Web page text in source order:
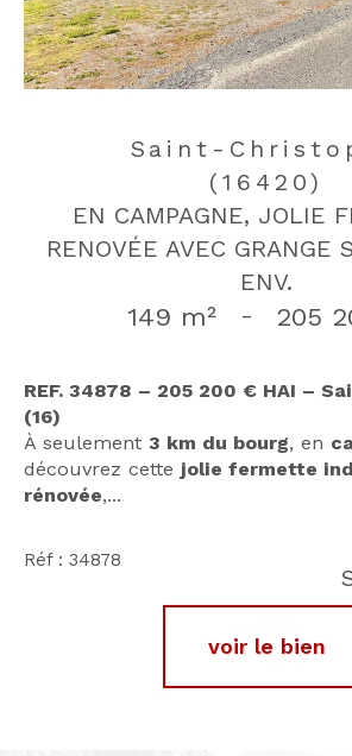
Saint-
(16420)
EN CAMPAGNE, JOLIE
RENOVÉE AVEC GRANGE
ENV.
149 m² - 205
REF. 34878 – 205 200 € HAI –
(16)
À seulement 3 km du bourg, en
découvrez cette jolie fermette
rénovée,...
Réf : 34878
voir le bien